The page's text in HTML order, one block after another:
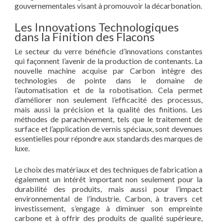
gouvernementales visant à promouvoir la décarbonation.
Les Innovations Technologiques
dans la Finition des Flacons
Le secteur du verre bénéficie d’innovations constantes
qui façonnent l’avenir de la production de contenants. La
nouvelle machine acquise par Carbon intègre des
technologies de pointe dans le domaine de
l’automatisation et de la robotisation. Cela permet
d’améliorer non seulement l’efficacité des processus,
mais aussi la précision et la qualité des finitions. Les
méthodes de parachèvement, tels que le traitement de
surface et l’application de vernis spéciaux, sont devenues
essentielles pour répondre aux standards des marques de
luxe.
Le choix des matériaux et des techniques de fabrication a
également un intérêt important non seulement pour la
durabilité des produits, mais aussi pour l’impact
environnemental de l’industrie. Carbon, à travers cet
investissement, s’engage à diminuer son empreinte
carbone et à offrir des produits de qualité supérieure,